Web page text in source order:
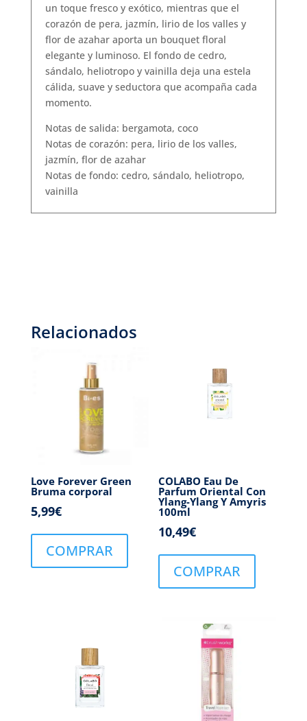
un toque fresco y exótico, mientras que el
corazón de pera, jazmín, lirio de los valles y
flor de azahar aporta un bouquet floral
elegante y luminoso. El fondo de cedro,
sándalo, heliotropo y vainilla deja una estela
cálida, suave y seductora que acompaña cada
momento.
Notas de salida: bergamota, coco
Notas de corazón: pera, lirio de los valles,
jazmín, flor de azahar
Notas de fondo: cedro, sándalo, heliotropo,
vainilla
Relacionados
Love Forever Green
Bruma corporal
5,99€
COMPRAR
COLABO Eau De
Parfum Oriental Con
Ylang-Ylang Y Amyris
100ml
10,49€
COMPRAR